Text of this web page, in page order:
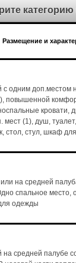
Размещение и
с одним доп.местом
повышенной
кровати,
мест (1), душ,
стол, стул, шкаф
на средней
спальное место,
одежды
средней палубе